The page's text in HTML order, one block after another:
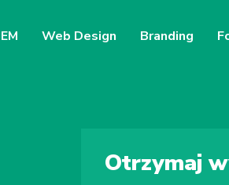
Web Design Branding
Otrzymaj